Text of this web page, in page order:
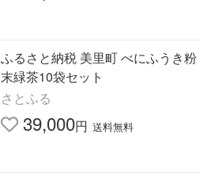
ふるさと納税 美里町 べにふうき粉
末緑茶10袋セット
さとふる
39,000円 送料無料